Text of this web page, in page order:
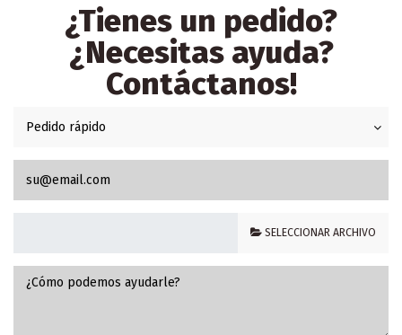
¿Tienes un pedido?
¿Necesitas ayuda?
Contáctanos!
SELECCIONAR ARCHIVO